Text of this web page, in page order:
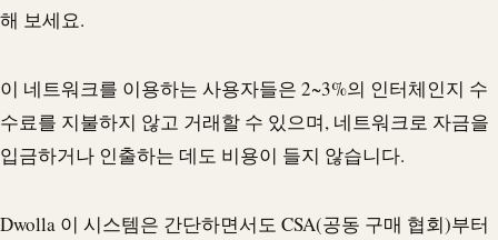
해 보세요.
이 네트워크를 이용하는 사용자들은 2~3%의 인터체인지 수
수료를 지불하지 않고 거래할 수 있으며, 네트워크로 자금을
입금하거나 인출하는 데도 비용이 들지 않습니다.
Dwolla 이 시스템은 간단하면서도 CSA(공동 구매 협회)부터